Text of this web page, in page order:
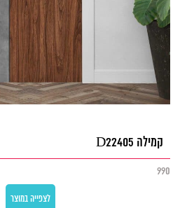
קמילה D22405
990
לצפייה במוצר